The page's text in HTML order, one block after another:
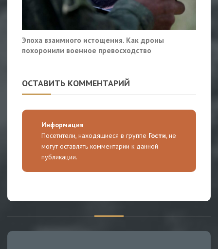
Эпоха взаимного истощения. Как дроны
похоронили военное превосходство
ОСТАВИТЬ КОММЕНТАРИЙ
Информация
Посетители, находящиеся в группе Гости, не
могут оставлять комментарии к данной
публикации.